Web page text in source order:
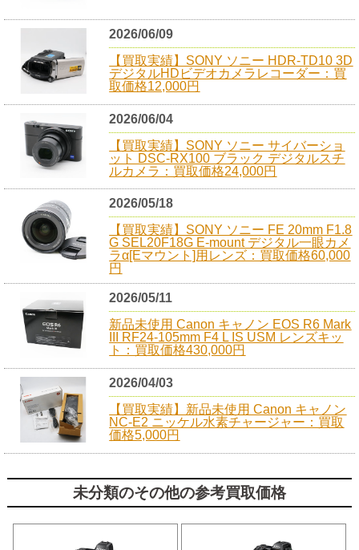
2026/06/09
【買取実績】SONY ソニー HDR-TD10 3D
デジタルHDビデオカメラレコーダー：買
取価格12,000円
2026/06/04
【買取実績】SONY ソニー サイバーショ
ット DSC-RX100 ブラック デジタルスチ
ルカメラ：買取価格24,000円
2026/05/18
【買取実績】SONY ソニー FE 20mm F1.8
G SEL20F18G E-mount デジタル一眼カメ
ラα[Eマウント]用レンズ：買取価格60,000
円
2026/05/11
新品未使用 Canon キャノン EOS R6 Mark
III RF24-105mm F4 L IS USM レンズキッ
ト：買取価格430,000円
2026/04/03
【買取実績】新品未使用 Canon キャノン
NC-E2 ニッケル水素チャージャー：買取
価格5,000円
未分類のその他の参考買取価格